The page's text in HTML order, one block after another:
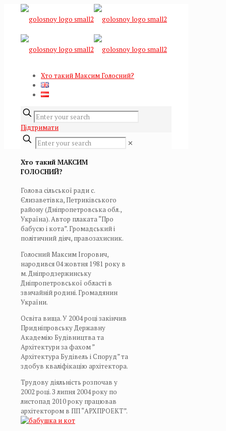
Хто такий Максим Голосний?
Підтримати
✕
Хто такий МАКСИМ
ГОЛОСНИЙ?
Голова сільської ради с.
Єлизаветівка, Петриківського
району (Дніпропетровська обл.,
Україна). Автор плаката “Про
бабусю і кота”. Громадський і
політичний діяч, правозахисник.
Голосний Максим Ігорович,
народився 04 жовтня 1981 року в
м. Дніпродзержинську
Дніпропетровської області в
звичайній родині. Громадянин
України.
Освіта вища. У 2004 році закінчив
Придніпровську Державну
Академію Будівництва та
Архітектури за фахом ”
Архітектура Будівель і Споруд” та
здобув кваліфікацію архітектора.
Трудову діяльність розпочав у
2002 році. З липня 2004 року по
листопад 2010 року працював
архітектором в ПП “АРХПРОЕКТ”.